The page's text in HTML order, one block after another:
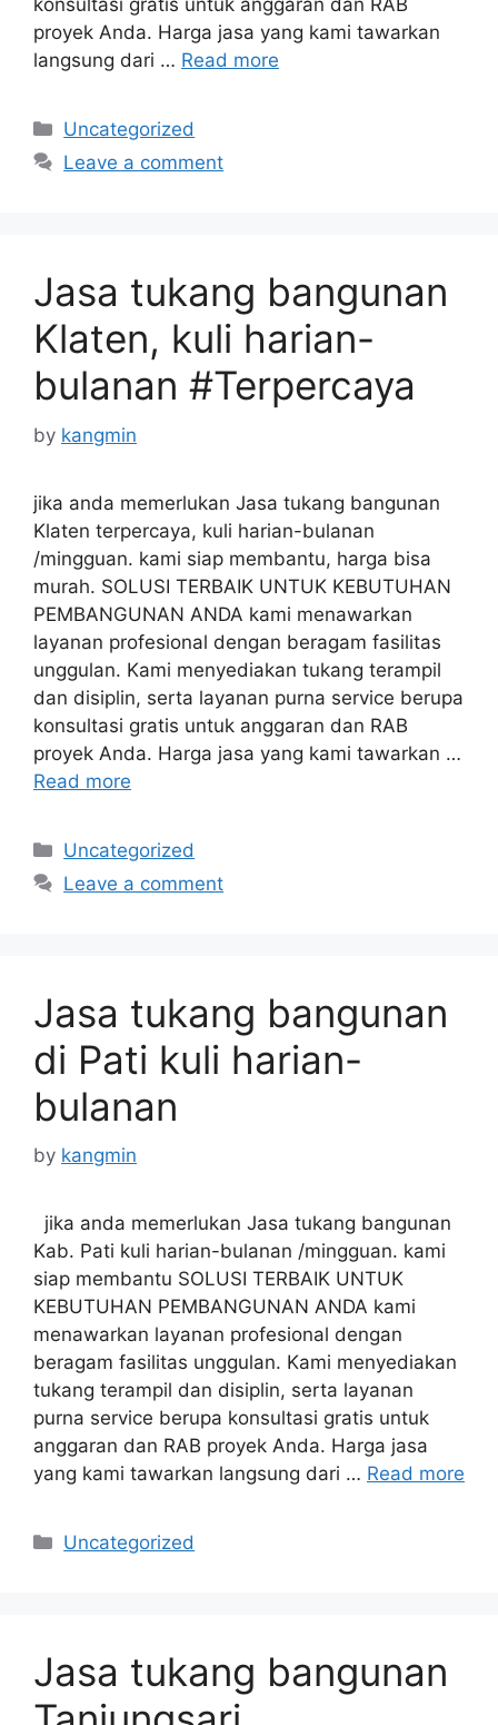
konsultasi gratis untuk anggaran dan RAB
proyek Anda. Harga jasa yang kami tawarkan
langsung dari … Read more
Categories
Uncategorized
Leave a comment
Jasa tukang bangunan
Klaten, kuli harian-
bulanan #Terpercaya
by kangmin
jika anda memerlukan Jasa tukang bangunan
Klaten terpercaya, kuli harian-bulanan
/mingguan. kami siap membantu, harga bisa
murah. SOLUSI TERBAIK UNTUK KEBUTUHAN
PEMBANGUNAN ANDA kami menawarkan
layanan profesional dengan beragam fasilitas
unggulan. Kami menyediakan tukang terampil
dan disiplin, serta layanan purna service berupa
konsultasi gratis untuk anggaran dan RAB
proyek Anda. Harga jasa yang kami tawarkan …
Read more
Categories
Uncategorized
Leave a comment
Jasa tukang bangunan
di Pati kuli harian-
bulanan
by kangmin
jika anda memerlukan Jasa tukang bangunan
Kab. Pati kuli harian-bulanan /mingguan. kami
siap membantu SOLUSI TERBAIK UNTUK
KEBUTUHAN PEMBANGUNAN ANDA kami
menawarkan layanan profesional dengan
beragam fasilitas unggulan. Kami menyediakan
tukang terampil dan disiplin, serta layanan
purna service berupa konsultasi gratis untuk
anggaran dan RAB proyek Anda. Harga jasa
yang kami tawarkan langsung dari … Read more
Categories
Uncategorized
Jasa tukang bangunan